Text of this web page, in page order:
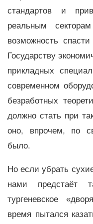
стандартов и
реальным
возможность
Государству
прикладных
современном
безработных
должно стать при
оно, впрочем, по
было.
Но если убрать
нами предстаёт
тургеневское
время пытался